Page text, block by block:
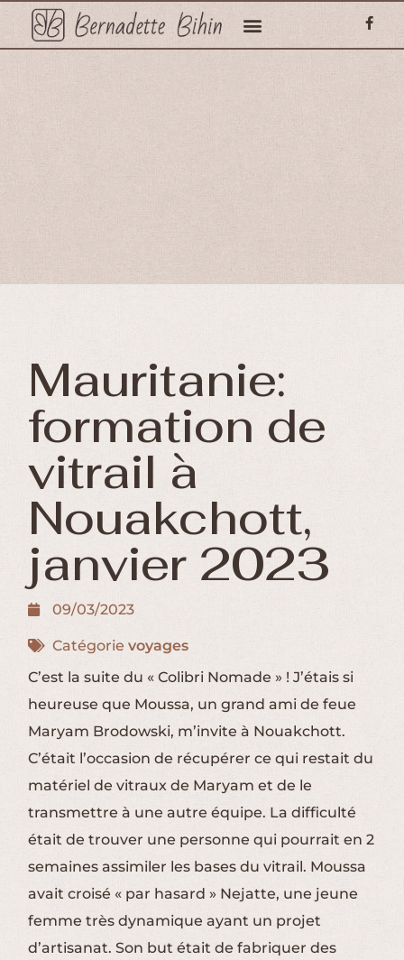
Mauritanie:
formation de
vitrail à
Nouakchott,
janvier 2023
09/03/2023
Catégorievoyages
C’est la suite du « Colibri Nomade » ! J’étais si
heureuse que Moussa, un grand ami de feue
Maryam Brodowski, m’invite à Nouakchott.
C’était l’occasion de récupérer ce qui restait du
matériel de vitraux de Maryam et de le
transmettre à une autre équipe. La difficulté
était de trouver une personne qui pourrait en 2
semaines assimiler les bases du vitrail. Moussa
avait croisé « par hasard » Nejatte, une jeune
femme très dynamique ayant un projet
d’artisanat. Son but était de fabriquer des